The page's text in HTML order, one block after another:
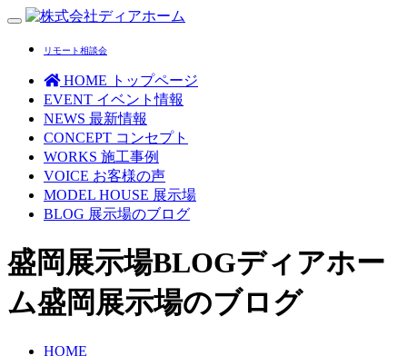
Toggle
リモート相談会
HOME
トップページ
EVENT イベント情報
NEWS 最新情報
CONCEPT コンセプト
WORKS 施工事例
VOICE お客様の声
MODEL HOUSE 展示場
BLOG 展示場のブログ
盛岡展示場BLOGディアホー
ム盛岡展示場のブログ
HOME